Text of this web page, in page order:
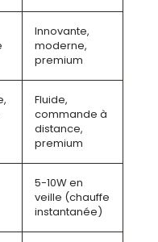
Innovante,
moderne,
premium
Fluide,
commande à
distance,
premium
5-10W en
veille (chauffe
instantanée)